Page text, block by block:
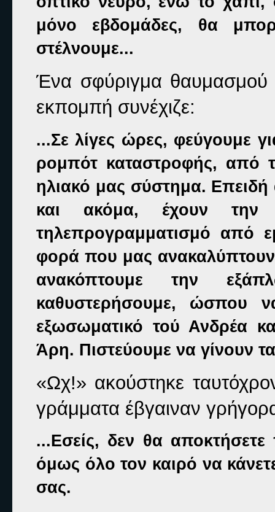
μόνο εβδομάδες, θα
στέλνουμε...
Ένα σφύριγμα
εκπομπή συνέχιζε:
...Σε λίγες ώρες, φεύγουμε
ρομπότ καταστροφής, από
ηλιακό μας σύστημα. Επειδή
και ακόμα, έχουν την
τηλεπρογραμματισμό από
φορά που μας
ανακόπτουμε την
καθυστερήσουμε, ώσπου
εξωσωματικό τού Ανδρέα
Άρη. Πιστεύουμε να γίνουν
«Ωχ!» ακούστηκε
γράμματα έβγαιναν
...Εσείς, δεν θα
όμως όλο τον καιρό να
σας.